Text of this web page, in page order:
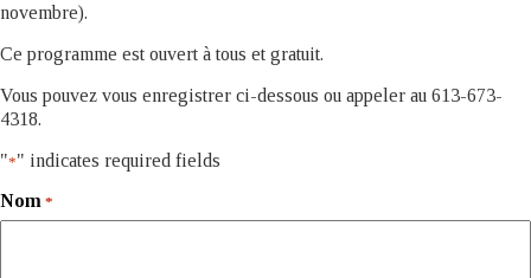
novembre).
Ce programme est ouvert à tous et gratuit.
Vous pouvez vous enregistrer ci-dessous ou appeler au 613-673-
4318.
"*" indicates required fields
Nom *